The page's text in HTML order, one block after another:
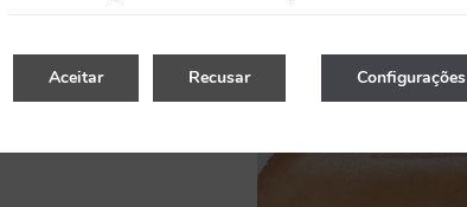
Aceitar Configurações
Recusar